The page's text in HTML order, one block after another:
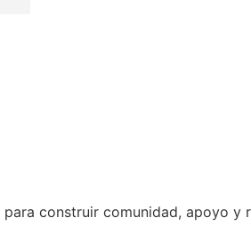
construir comunidad, apoyo y